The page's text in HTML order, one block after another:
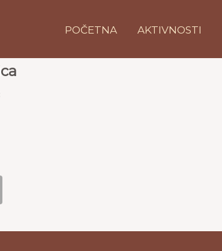
POČETNA AKTIVNOSTI